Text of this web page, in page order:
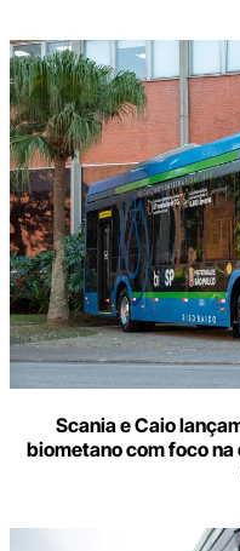
Scania e Caio
biometano com foco